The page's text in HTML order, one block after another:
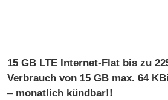
15 GB LTE Internet-Flat bis zu
Verbrauch von 15 GB max. 64
– monatlich kündbar!!